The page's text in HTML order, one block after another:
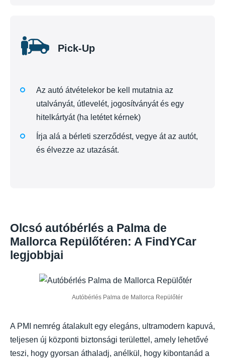
Pick-Up
Az autó átvételekor be kell mutatnia az
utalványát, útlevelét, jogosítványát és egy
hitelkártyát (ha letétet kérnek)
Írja alá a bérleti szerződést, vegye át az autót,
és élvezze az utazását.
Olcsó autóbérlés a Palma de
Mallorca Repülőtéren: A FindYCar
legjobbjai
Autóbérlés Palma de Mallorca Repülőtér
A PMI nemrég átalakult egy elegáns, ultramodern kapuvá,
teljesen új központi biztonsági területtel, amely lehetővé
teszi, hogy gyorsan áthaladj, anélkül, hogy kibontanád a